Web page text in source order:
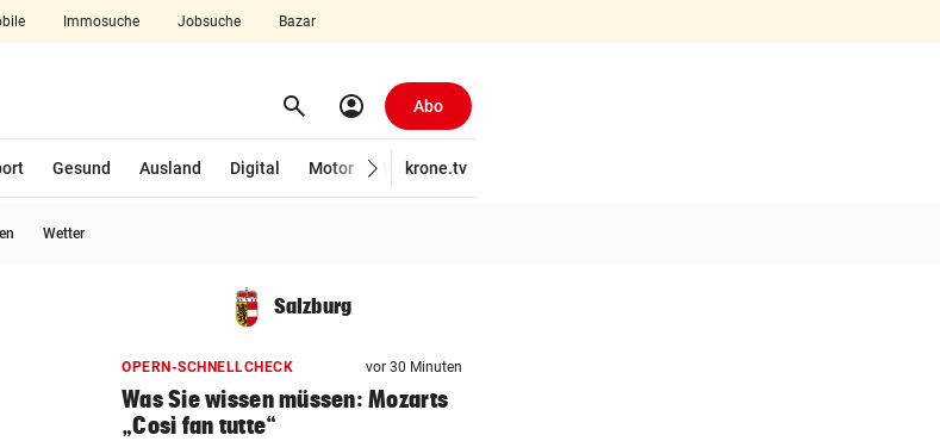
Immosuche Jobsuche Bazar
search Suchen
account_circle Abo
Gesund Ausland Digital Motor Wirtschaft
krone.tv
Wetter
Salzburg
OPERN-SCHNELLCHECK vor 30 Minuten
Was Sie wissen müssen: Mozarts
„Così fan tutte“